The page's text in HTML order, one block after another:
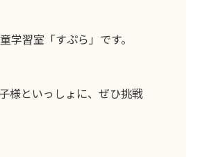
習室「すぷら」です。
様といっしょに、ぜひ挑戦